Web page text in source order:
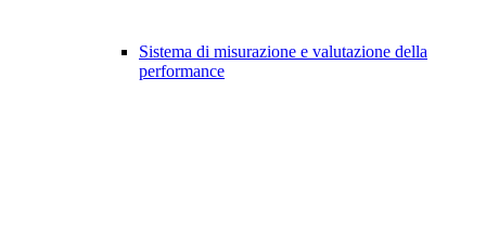
Sistema di misurazione e valutazione della
performance